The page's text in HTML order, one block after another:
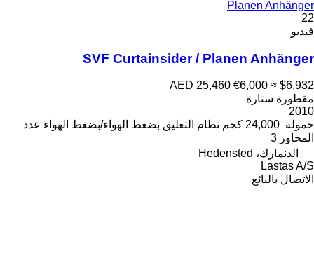
Planen Anhänger
22
فيديو
SVF Curtainsider / Planen Anhänger
AED 25,460 €6,000 ≈ $6,932
مقطورة ستارة
2010
حمولة 24,000 كجم نظام التعليق بضغط الهواء/بضغط الهواء عدد
المحاور 3
الدنمارك، Hedensted
Lastas A/S
الاتصال بالبائع